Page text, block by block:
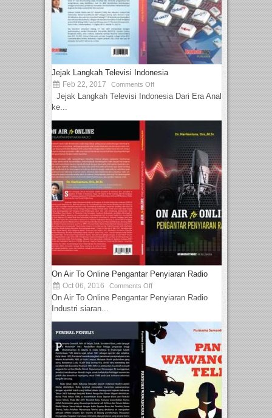
Jejak Langkah Televisi Indonesia
Feb 22, 2017 Comments Off
Jejak Langkah Televisi Indonesia Dari Era Analog
ke...
On Air To Online Pengantar Penyiaran Radio
Oct 06, 2016 Comments Off
On Air To Online Pengantar Penyiaran Radio
Industri siaran...